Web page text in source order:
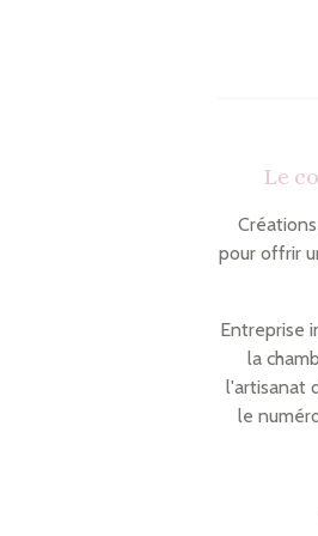
Le
pour offrir
Entreprise
la
l'artisanat
le